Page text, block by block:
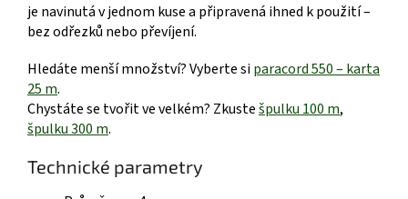
je navinutá v jednom kuse a připravená ihned k použití –
bez odřezků nebo převíjení.
Hledáte menší množství? Vyberte siparacord 550 – karta
25 m.
Chystáte se tvořit ve velkém? Zkustešpulku 100 m,
špulku 300 m.
Technické parametry